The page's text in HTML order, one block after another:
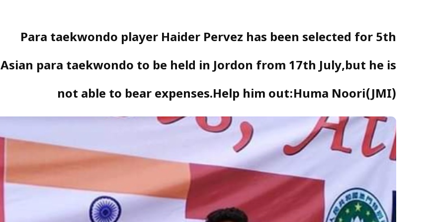
Para taekwondo player Haider Pervez has been selected for 5th
Asian para taekwondo to be held in Jordon from 17th July,but he is
not able to bear expenses.Help him out:Huma Noori(JMI)